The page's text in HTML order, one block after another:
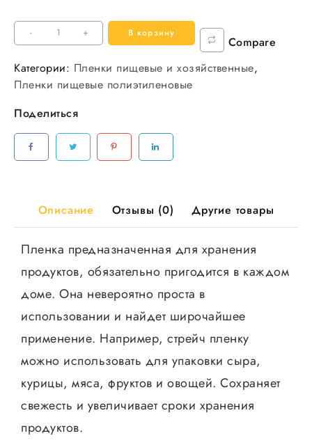
-
Количество
товара
Пленка
45*250
СТР
белая.
6рул/
+ В корзину
Compare
Категории: Пленки пищевые и хозяйственные,
Пленки пищевые полиэтиленовые
Поделиться
Описание Отзывы (0) Другие товары
Пленка предназначенная для хранения
продуктов, обязательно пригодится в каждом
доме. Она невероятно проста в
использовании и найдет широчайшее
применение. Например, стрейч пленку
можно использовать для упаковки сыра,
курицы, мяса, фруктов и овощей. Сохраняет
свежесть и увеличивает сроки хранения
продуктов.